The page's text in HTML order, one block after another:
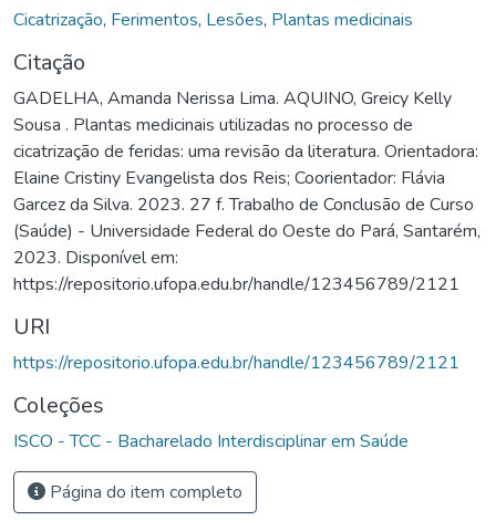
Cicatrização, Ferimentos, Lesões, Plantas medicinais
Citação
GADELHA, Amanda Nerissa Lima. AQUINO, Greicy Kelly
Sousa . Plantas medicinais utilizadas no processo de
cicatrização de feridas: uma revisão da literatura. Orientadora:
Elaine Cristiny Evangelista dos Reis; Coorientador: Flávia
Garcez da Silva. 2023. 27 f. Trabalho de Conclusão de Curso
(Saúde) - Universidade Federal do Oeste do Pará, Santarém,
2023. Disponível em:
https://repositorio.ufopa.edu.br/handle/123456789/2121
URI
https://repositorio.ufopa.edu.br/handle/123456789/2121
Coleções
ISCO - TCC - Bacharelado Interdisciplinar em Saúde
Página do item completo